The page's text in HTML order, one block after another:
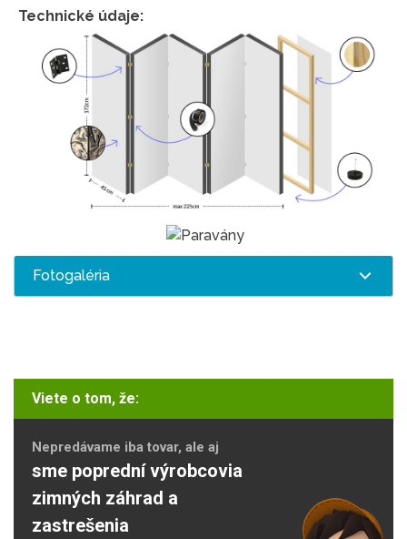
Technické údaje:
Fotogaléria
Viete o tom, že:
Nepredávame iba tovar, ale aj
sme poprední výrobcovia
zimných záhrad a
zastrešenia